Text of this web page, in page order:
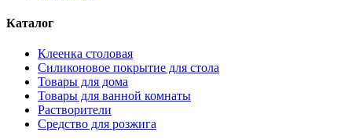
Каталог
Клеенка столовая
Силиконовое покрытие для стола
Товары для дома
Товары для ванной комнаты
Растворители
Средство для розжига